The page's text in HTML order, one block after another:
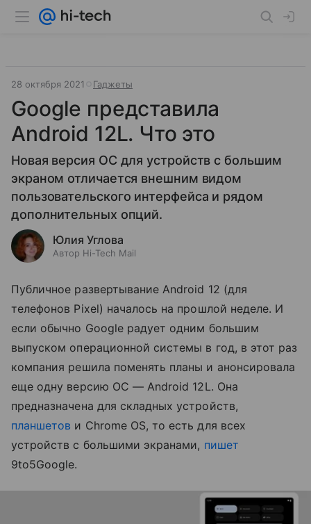
28 октября 2021 Гаджеты
Google представила
Android 12L. Что это
Новая версия ОС для устройств с большим
экраном отличается внешним видом
пользовательского интерфейса и рядом
дополнительных опций.
Юлия Углова
Автор Hi-Tech Mail
Публичное развертывание Android 12 (для
телефонов Pixel) началось на прошлой неделе. И
если обычно Google радует одним большим
выпуском операционной системы в год, в этот раз
компания решила поменять планы и анонсировала
еще одну версию ОС —Android 12L. Она
предназначена для складных устройств,
планшетов и Chrome OS, то есть для всех
устройств с большими экранами, пишет
9to5Google.